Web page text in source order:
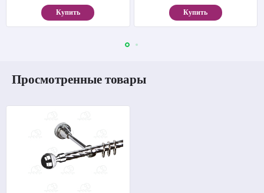
Купить Купить
Просмотренные товары